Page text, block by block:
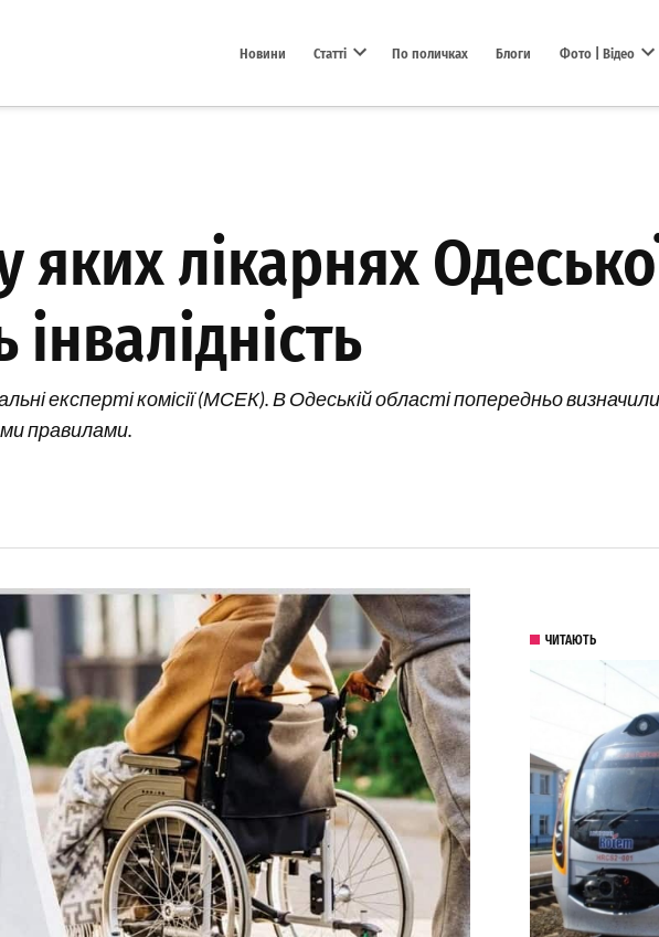
Новини Статті По поличках Блоги Фото | Відео
яких лікарнях
експерті комісії (МСЕК). В Одеській області попередньо визначили
правилами.
ЧИТАЮТЬ